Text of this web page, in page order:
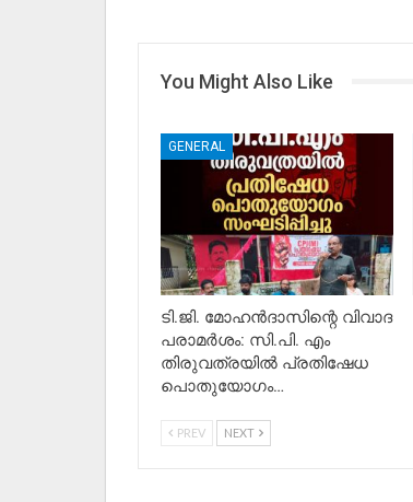
You Might Also Like
GENERAL
ടി.ജി. മോഹൻദാസിന്റെ വിവാദ
പരാമർശം: സി.പി. എം
തിരുവത്രയിൽ പ്രതിഷേധ
പൊതുയോഗം…
PREV NEXT